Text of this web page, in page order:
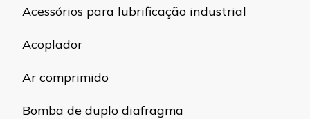
Acessórios para lubrificação industrial
Acoplador
Ar comprimido
Bomba de duplo diafragma